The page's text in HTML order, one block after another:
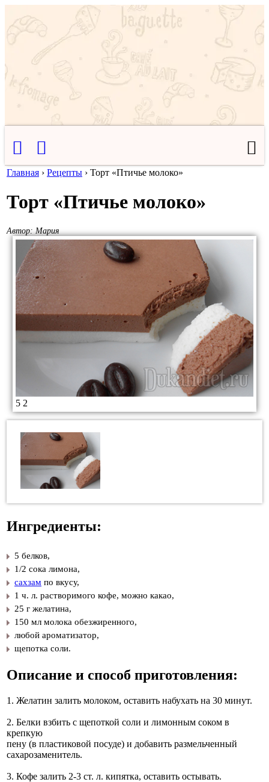
Главная › Рецепты › Торт «Птичье молоко»
Торт «Птичье молоко»
Автор: Мария
5 2
Ингредиенты:
5 белков,
1/2 сока лимона,
сахзам по вкусу,
1 ч. л. растворимого кофе, можно какао,
25 г желатина,
150 мл молока обезжиренного,
любой ароматизатор,
щепотка соли.
Описание и способ приготовления:
1. Желатин залить молоком, оставить набухать на 30 минут.
2. Белки взбить с щепоткой соли и лимонным соком в
крепкую
пену (в пластиковой посуде) и добавить размельченный
сахарозаменитель.
3. Кофе залить 2-3 ст. л. кипятка, оставить остывать.